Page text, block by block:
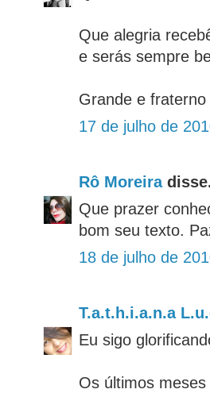
Que alegria
e serás sempre
Grande e
17 de julho de
Rô Moreira
Que prazer
bom seu texto.
18 de julho de
T.a.t.h.i.a.n.a
Eu sigo
Os últimos